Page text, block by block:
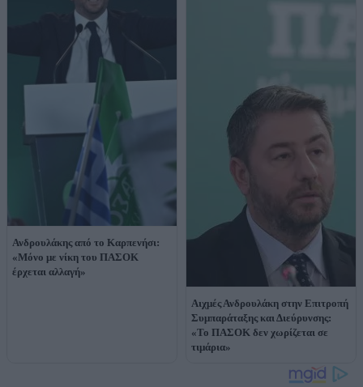
Ανδρουλάκης από το Καρπενήσι:
«Μόνο με νίκη του ΠΑΣΟΚ
έρχεται αλλαγή»
Αιχμές Ανδρουλάκη στην Επιτροπή
Συμπαράταξης και Διεύρυνσης:
«Το ΠΑΣΟΚ δεν χωρίζεται σε
τιμάρια»